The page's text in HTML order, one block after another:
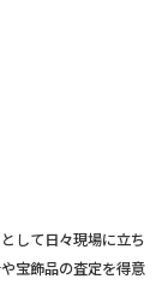
して日々現場に立ち
宝飾品の査定を得意